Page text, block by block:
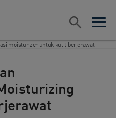
open
open
moisturizer untuk kulit berjerawat